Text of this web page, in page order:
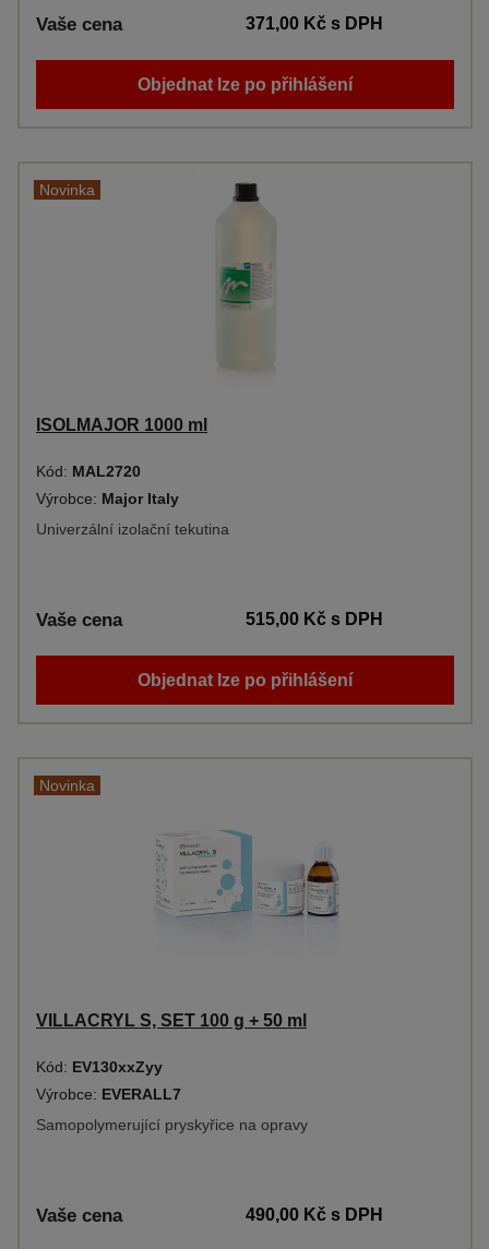
Vaše cena 371,00 Kčs DPH
Objednat lze po přihlášení
Novinka
ISOLMAJOR 1000 ml
Kód: MAL2720
Výrobce: Major Italy
Univerzální izolační tekutina
Vaše cena 515,00 Kčs DPH
Objednat lze po přihlášení
Novinka
VILLACRYL S, SET 100 g + 50 ml
Kód: EV130xxZyy
Výrobce: EVERALL7
Samopolymerující pryskyřice na opravy
Vaše cena 490,00 Kčs DPH